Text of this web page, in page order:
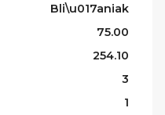
Bli\u017aniak
75.00
254.10
3
1